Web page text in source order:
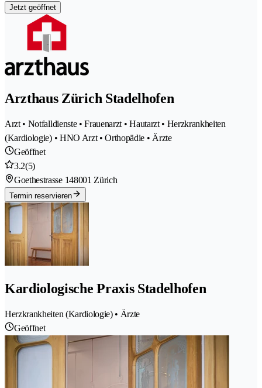
Jetzt geöffnet
Arzthaus Zürich Stadelhofen
Arzt • Notfalldienste • Frauenarzt • Hautarzt • Herzkrankheiten
(Kardiologie) • HNO Arzt • Orthopädie • Ärzte
Geöffnet
3.2(5)
Goethestrasse 148001 Zürich
Termin reservieren
Kardiologische Praxis Stadelhofen
Herzkrankheiten (Kardiologie) • Ärzte
Geöffnet